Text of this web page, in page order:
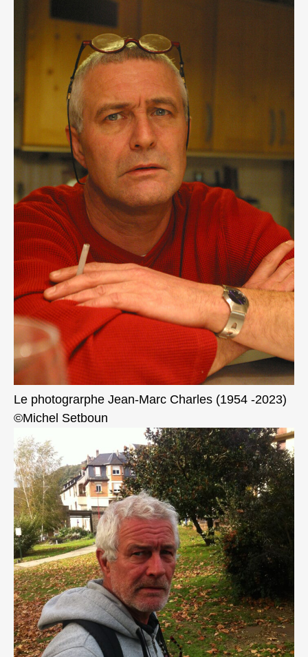
Le photograrphe Jean-Marc Charles (1954 -2023)
©Michel Setboun